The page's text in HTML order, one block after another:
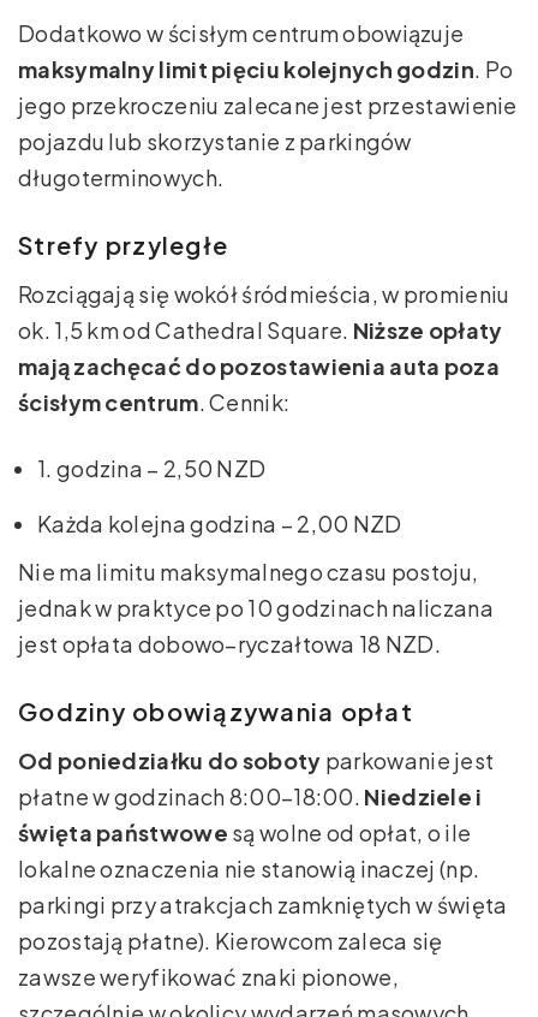
Dodatkowo w ścisłym centrum obowiązuje
maksymalny limit pięciu kolejnych godzin. Po
jego przekroczeniu zalecane jest przestawienie
pojazdu lub skorzystanie z parkingów
długoterminowych.
Strefy przyległe
Rozciągają się wokół śródmieścia, w promieniu
ok. 1,5 km od Cathedral Square. Niższe opłaty
mają zachęcać do pozostawienia auta poza
ścisłym centrum. Cennik:
1. godzina – 2,50 NZD
Każda kolejna godzina – 2,00 NZD
Nie ma limitu maksymalnego czasu postoju,
jednak w praktyce po 10 godzinach naliczana
jest opłata dobowo–ryczałtowa 18 NZD.
Godziny obowiązywania opłat
Od poniedziałku do soboty parkowanie jest
płatne w godzinach 8:00–18:00. Niedziele i
święta państwowe są wolne od opłat, o ile
lokalne oznaczenia nie stanowią inaczej (np.
parkingi przy atrakcjach zamkniętych w święta
pozostają płatne). Kierowcom zaleca się
zawsze weryfikować znaki pionowe,